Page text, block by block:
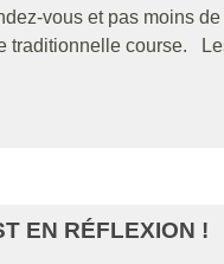
vous et pas moins
traditionnelle course.
EN RÉFLEXION !